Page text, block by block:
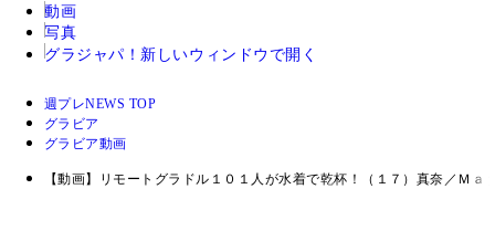
動画
写真
グラジャパ！ 新しいウィンドウで開く
週プレNEWS TOP
グラビア
グラビア動画
【動画】リモートグラドル１０１人が水着で乾杯！（１７）真奈／Ｍ